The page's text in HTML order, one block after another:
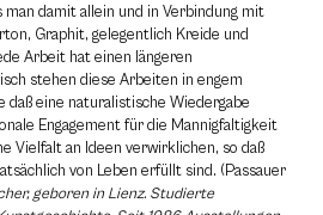
damit allein und in Verbindung mit
Graphit, gelegentlich Kreide und
Arbeit hat einen längeren
stehen diese Arbeiten in engem
eine naturalistische Wiedergabe
Engagement für die Mannigfaltigkeit
Vielfalt an Ideen verwirklichen, so daß
von Leben erfüllt sind. (Passauer
geboren in Lienz. Studierte